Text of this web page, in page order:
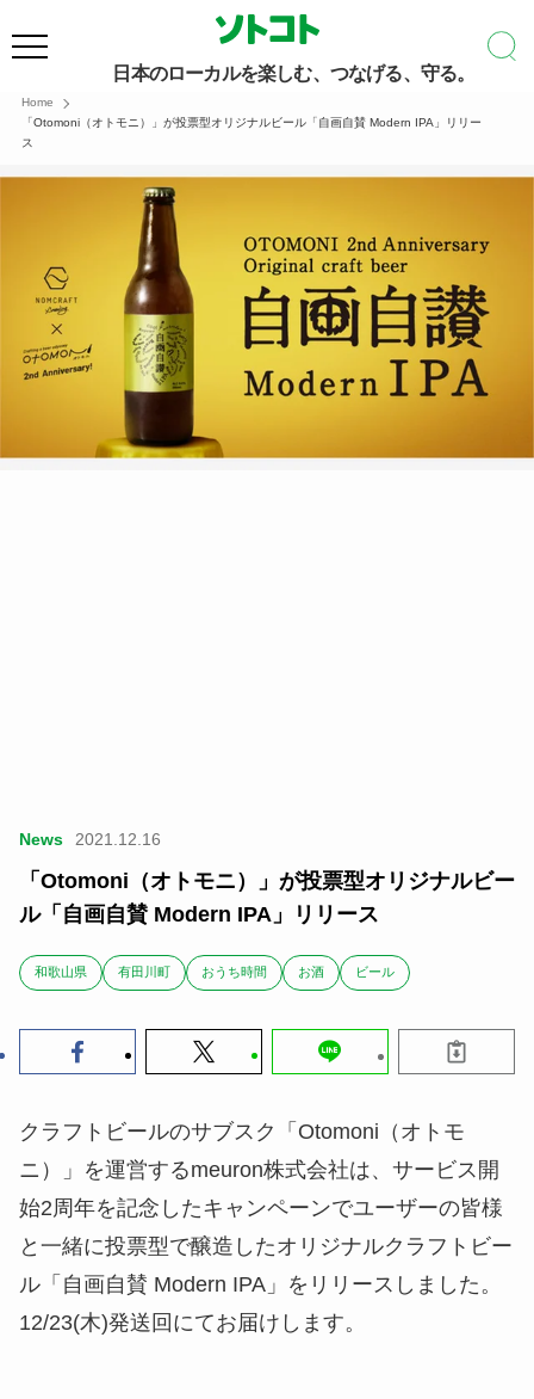
日本のローカルを楽しむ、つなげる、守る。
Home
「Otomoni（オトモニ）」が投票型オリジナルビール「自画自賛 Modern IPA」リリー
ス
News 2021.12.16
「Otomoni（オトモニ）」が投票型オリジナルビー
ル「自画自賛 Modern IPA」リリース
和歌山県 有田川町 おうち時間 お酒 ビール
クラフトビールのサブスク「Otomoni（オトモ
ニ）」を運営するmeuron株式会社は、サービス開
始2周年を記念したキャンペーンでユーザーの皆様
と一緒に投票型で醸造したオリジナルクラフトビー
ル「自画自賛 Modern IPA」をリリースしました。
12/23(木)発送回にてお届けします。